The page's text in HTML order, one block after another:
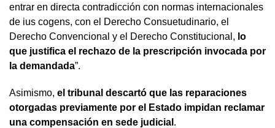
entrar en directa contradicción con normas internacionales
de ius cogens, con el Derecho Consuetudinario, el
Derecho Convencional y el Derecho Constitucional, lo
que justifica el rechazo de la prescripción invocada por
la demandada”.
Asimismo, el tribunal descartó que las reparaciones
otorgadas previamente por el Estado impidan reclamar
una compensación en sede judicial .